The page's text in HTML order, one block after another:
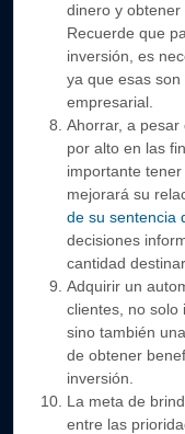
dinero y obtener
Recuerde que
inversión, es
ya que esas
empresarial.
Ahorrar, a pesar
por alto en las
importante
mejorará su
de su sentencia
decisiones
cantidad
Adquirir un
clientes, no solo
sino también
de obtener
inversión.
La meta de
entre las